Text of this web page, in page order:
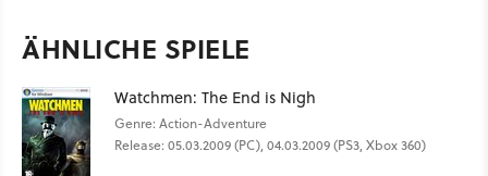
ÄHNLICHE SPIELE
Watchmen: The End is Nigh
Genre: Action-Adventure
Release: 05.03.2009 (PC), 04.03.2009 (PS3, Xbox 360)